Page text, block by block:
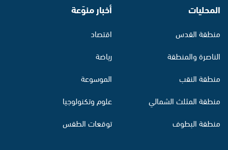
المحليات
منطقة القدس
الناصرة والمنطقة
منطقة النقب
منطقة المثلث الشمالي
منطقة البطوف
أخبار منوّعة
اقتصاد
رياضة
الموسوعة
علوم وتكنولوجيا
توقعات الطقس